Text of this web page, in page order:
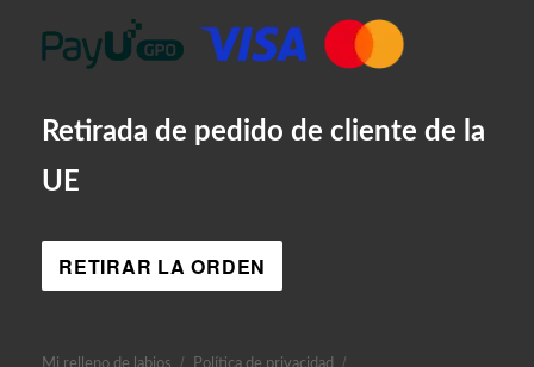
Retirada de pedido de cliente de la
UE
RETIRAR LA ORDEN